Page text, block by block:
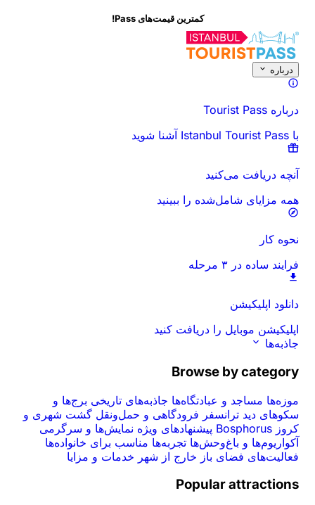
کمترین قیمت‌های Pass!
درباره
درباره Tourist Pass
با Istanbul Tourist Pass آشنا شوید
آنچه دریافت می‌کنید
همه مزایای شامل‌شده را ببینید
نحوه کار
فرایند ساده در ۳ مرحله
دانلود اپلیکیشن
اپلیکیشن موبایل را دریافت کنید
جاذبه‌ها
Browse by category
موزه‌ها مساجد و عبادتگاه‌ها جاذبه‌های تاریخی برج‌ها و
سکوهای دید ترانسفر فرودگاهی و حمل‌ونقل گشت شهری و
کروز Bosphorus
پیشنهادهای ویژه نمایش‌ها و سرگرمی
آکواریوم‌ها و باغ‌وحش‌ها تجربه‌ها مناسب برای خانواده‌ها
فعالیت‌های فضای باز خارج از شهر خدمات و مزایا
Popular attractions
نمای کلی زمان‌ها و مدت همه چیز درباره